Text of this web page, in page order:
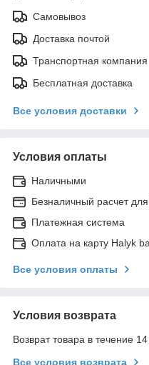
Самовывоз
Доставка почтой
Транспортная компания
Бесплатная доставка
Все условия доставки
Условия оплаты
Наличными
Безналичный расчет
Платежная система
Оплата на карту Halyk
Все условия оплаты
Условия возврата
Возврат товара в течение
Все условия возврата